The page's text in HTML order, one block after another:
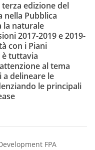
edizione del
nella Pubblica
la naturale
2017-2019 e 2019-
con i Piani
è tuttavia
al tema
a delineare le
le principali
FPA